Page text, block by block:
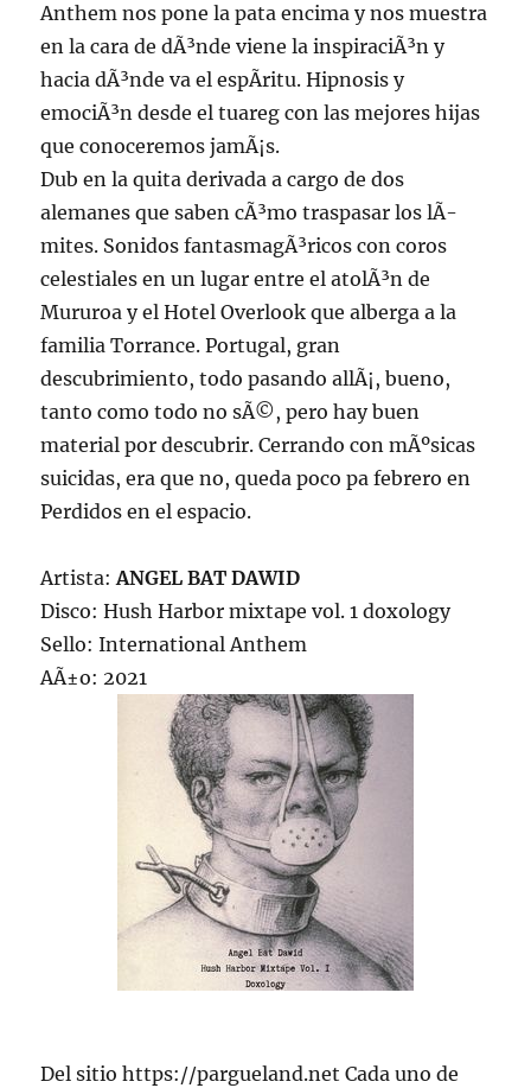
Anthem nos pone la pata encima y nos muestra
en la cara de dÃ³nde viene la inspiraciÃ³n y
hacia dÃ³nde va el espÃ­ritu. Hipnosis y
emociÃ³n desde el tuareg con las mejores hijas
que conoceremos jamÃ¡s.
Dub en la quita derivada a cargo de dos
alemanes que saben cÃ³mo traspasar los lÃ­
mites. Sonidos fantasmagÃ³ricos con coros
celestiales en un lugar entre el atolÃ³n de
Mururoa y el Hotel Overlook que alberga a la
familia Torrance. Portugal, gran
descubrimiento, todo pasando allÃ¡, bueno,
tanto como todo no sÃ©, pero hay buen
material por descubrir. Cerrando con mÃºsicas
suicidas, era que no, queda poco pa febrero en
Perdidos en el espacio.
Artista:ANGEL BAT DAWID
Disco: Hush Harbor mixtape vol. 1 doxology
Sello: International Anthem
AÃ±o: 2021
Del sitio https://pargueland.net Cada uno de